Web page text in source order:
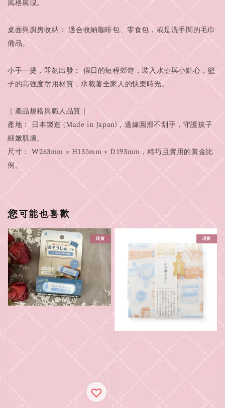
風格展現。
桌面與廚房收納： 適合收納咖啡包、零食包，或是洗手間的毛巾
備品。
小手一提，即刻出發： 假日的短程郊遊，裝入水壺與小點心，籃
子的高強度耐用材質，承載著全家人的快樂時光。
｜產品規格與職人品質｜
產地： 日本製造 (Made in Japan)，邊緣圓滑不刮手，守護孩子
細嫩肌膚。
尺寸： W263mm × H135mm × D193mm，精巧且實用的黃金比
例。
您可能也喜歡
現貨 現貨